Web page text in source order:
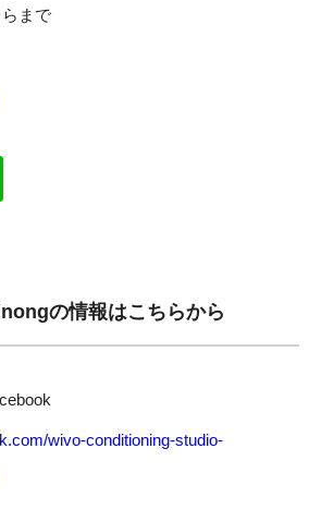
まで
の情報はこちらから
wivo-conditioning-studio-